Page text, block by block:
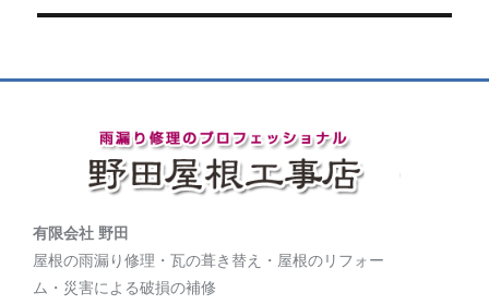
有限会社 野田
屋根の雨漏り修理・瓦の葺き替え・屋根のリフォー
ム・災害による破損の補修